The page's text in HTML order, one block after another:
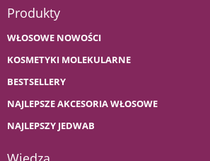
Produkty
WŁOSOWE NOWOŚCI
KOSMETYKI MOLEKULARNE
BESTSELLERY
NAJLEPSZE AKCESORIA WŁOSOWE
NAJLEPSZY JEDWAB